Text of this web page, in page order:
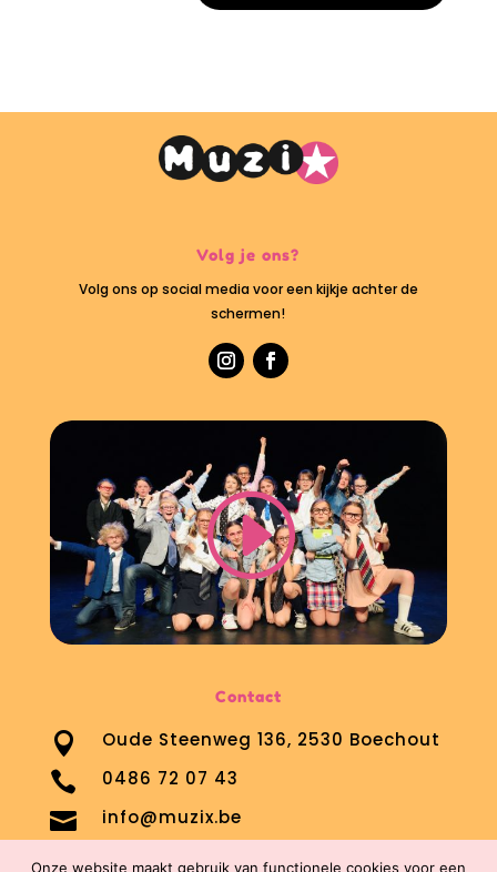
Volg je ons?
Volg ons op social media voor een kijkje achter de
schermen!
Contact
 Oude Steenweg 136, 2530 Boechout
 0486 72 07 43
 info@muzix.be
Onze website maakt gebruik van functionele cookies voor een